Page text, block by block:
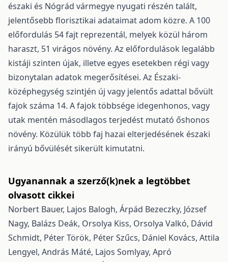
északi és Nógrád vármegye nyugati részén talált,
jelentősebb florisztikai adataimat adom közre. A 100
előfordulás 54 fajt reprezentál, melyek közül három
haraszt, 51 virágos növény. Az előfordulások legalább
kistáji szinten újak, illetve egyes esetekben régi vagy
bizonytalan adatok megerősítései. Az Északi-
középhegység szintjén új vagy jelentős adattal bővült
fajok száma 14. A fajok többsége idegenhonos, vagy
utak mentén másodlagos terjedést mutató őshonos
növény. Közülük több faj hazai elterjedésének északi
irányú bővülését sike­rült kimutatni.
Ugyanannak a szerző(k)nek a legtöbbet
olvasott cikkei
Norbert Bauer, Lajos Balogh, Árpád Bezeczky, József
Nagy, Balázs Deák, Orsolya Kiss, Orsolya Valkó, Dávid
Schmidt, Péter Török, Péter Szűcs, Dániel Kovács, Attila
Lengyel, András Máté, Lajos Somlyay, Apró